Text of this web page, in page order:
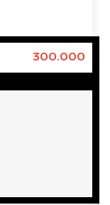
300.000